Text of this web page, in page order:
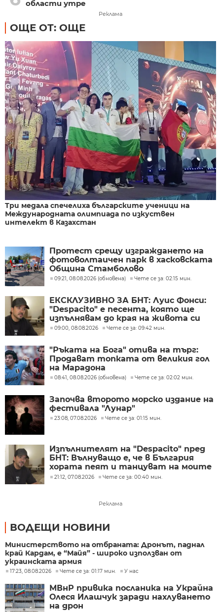
области утре
Реклама
ОЩЕ ОТ: ОЩЕ
Три медала спечелиха българските ученици на
Международната олимпиада по изкуствен
интелект в Казахстан
Протест срещу изграждането на
фотоволтаичен парк в хасковската
Община Стамболово
09:21, 08.08.2026 (обновена) Чете се за: 02:15 мин.
ЕКСКЛУЗИВНО ЗА БНТ: Луис Фонси:
"Despacito" е песента, която ще
изпълнявам до края на живота си
09:00, 08.08.2026 Чете се за: 09:42 мин.
"Ръката на Бога" отива на търг:
Продават топката от великия гол
на Марадона
08:41, 08.08.2026 (обновена) Чете се за: 02:02 мин.
Започва второто морско издание на
фестивала "Лунар"
23:08, 07.08.2026 Чете се за: 01:15 мин.
Изпълнителят на "Despacito" пред
БНТ: Вълнуващо е, че в България
хората пеят и танцуват на моите
песни
21:12, 07.08.2026 Чете се за: 00:40 мин.
Реклама
ВОДЕЩИ НОВИНИ
Министерството на отбраната: Дронът, паднал
край Кардам, е “Майя” - широко използван от
украинската армия
17:23, 08.08.2026 Чете се за: 01:17 мин. У нас
МВнР привика посланика на Украйна
Олеся Илашчук заради нахлуването
на дрон